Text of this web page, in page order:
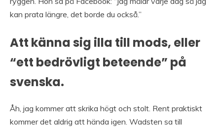
kan prata längre, det borde du också.”
Att känna sig illa till mods, eller
“ett bedrövligt beteende” på
svenska.
Åh, jag kommer att skrika högt och stolt. Rent praktiskt
kommer det aldrig att hända igen. Wadsten sa till